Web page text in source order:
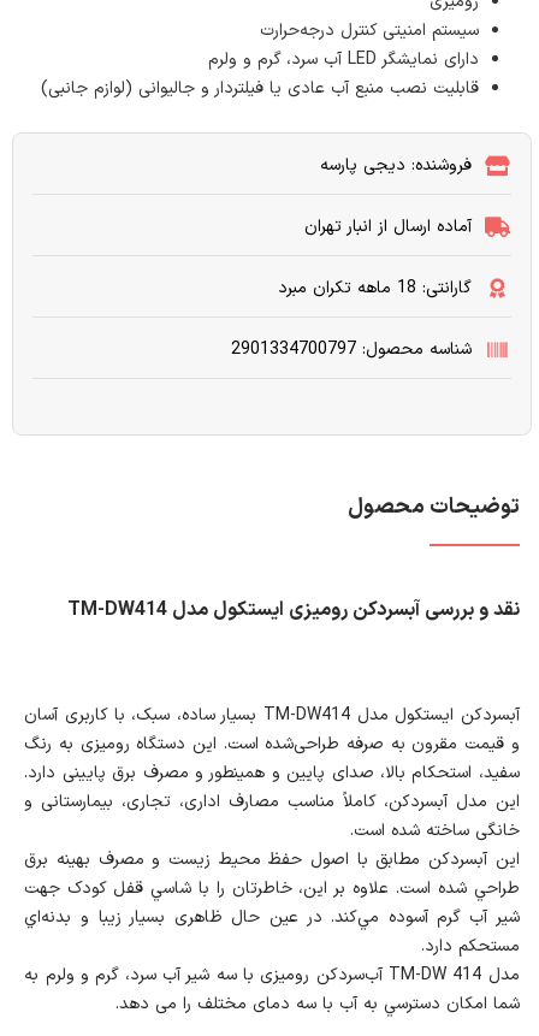
سیستم امنیتی کنترل درجه‌حرارت
دارای نمایشگر LED آب سرد، گرم و ولرم
قابلیت نصب منبع آب عادی یا فیلتردار و جالیوانی (لوازم جانبی)
فروشنده: دیجی پارسه
آماده ارسال از انبار تهران
گارانتی: 18 ماهه تکران مبرد
شناسه محصول: 2901334700797
توضیحات محصول
نقد و بررسی آبسردکن رومیزی ایستکول مدل TM-DW414
آبسردکن ایستکول مدل TM-DW414 بسیار ساده، سبک، با کاربری آسان
و قیمت مقرون‌ به‌ صرفه طراحی‌شده است. این دستگاه رومیزی به رنگ
سفید، استحکام بالا، صدای پایین و همینطور و مصرف برق پایینی دارد.
این مدل آبسردکن، کاملاً مناسب مصارف اداری، تجاری، بیمارستانی و
خانگی ساخته شده است.
اين آبسردکن مطابق با اصول حفظ محيط زيست و مصرف بهينه‌ برق
طراحي شده است. علاوه بر این، خاطرتان را با شاسي قفل کودک جهت
شير آب گرم آسوده مي‌کند. در عين حال ظاهری بسيار زيبا و بدنه‌اي
مستحکم دارد.
مدل 414 TM-DW آب‌سردکن رومیزی با سه شیر آب سرد، گرم و ولرم به
شما امکان دسترسي به آب با سه دمای مختلف را می دهد.